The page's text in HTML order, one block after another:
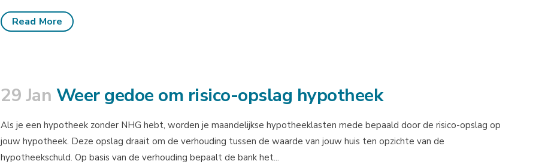
Read More
29 Jan Weer gedoe om risico-opslag hypotheek
Als je een hypotheek zonder NHG hebt, worden je maandelijkse hypotheeklasten mede bepaald door de risico-opslag op
jouw hypotheek. Deze opslag draait om de verhouding tussen de waarde van jouw huis ten opzichte van de
hypotheekschuld. Op basis van de verhouding bepaalt de bank het...